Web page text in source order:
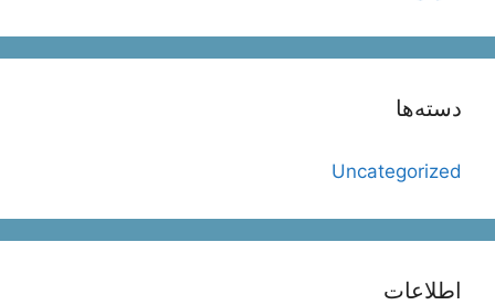
دسته‌ها
Uncategorized
اطلاعات